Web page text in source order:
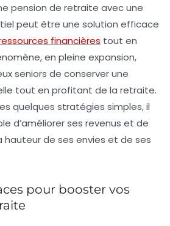
pension de retraite avec une
peut être une solution efficace
financières tout en
en pleine expansion,
seniors de conserver une
tout en profitant de la retraite.
quelques stratégies simples, il
d’améliorer ses revenus et de
hauteur de ses envies et de ses
pour booster vos